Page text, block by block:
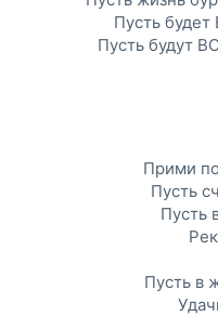
Пусть
Пусть будут
Прими
Пусть
Пусть
Пусть в